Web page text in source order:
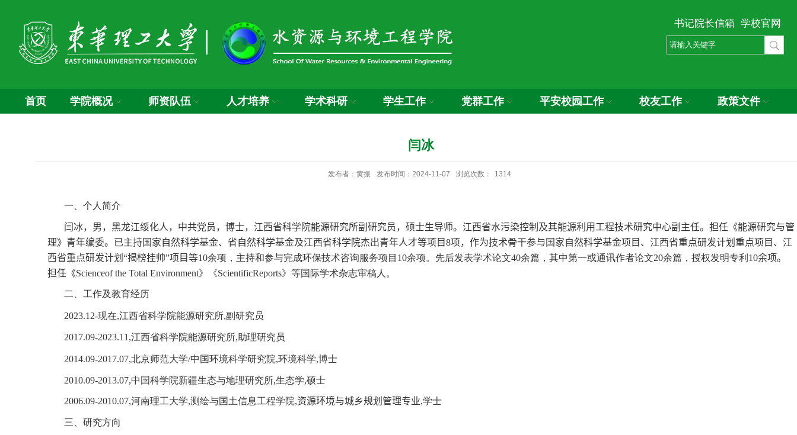
书记院长信箱 学校官网
首页 学院概况 师资队伍 人才培养 学术科研 学生工作 党群工作 平安校园工作 校友工作 政策文件
闫冰
发布者：黄振 发布时间：2024-11-07 浏览次数： 1314
一、个人简介
闫冰，男，黑龙江绥化人，中共党员，博士，江西省科学院能源研究所副研究员，硕士生导师。 江西省水污染控制及其能源利用工程技术研究中心副主任。担任《能源研究与管
理》青年编委。
已主持国家自然科学基金、省自然科学基金及江西省科学院杰出青年人才等项目8项，作为技术骨干参与国家自然科学基金项目、江西省重点研发计划重点项目、江
西省重点研发计划“揭榜挂帅”项目等10余项，主持和参与完成环保技术咨询服务项目 10余项。先后发表学术论文40余篇，其中第一或通讯作者论文20余篇，授权发明专利 10余项。
担任《Scienceof the Total Environment》《ScientificReports》等国际学术杂志审稿人。
二、工作及教育经历
2023.12-现在,江西省科学院能源研究所,副研究员
2017.09-2023.11 ,江西省科学院能源研究所,助理研究员
2014.09-2017.07,北京师范大学/中国环境科学研究院,环境科学,博士
2010.09-2013.07,中国科学院新疆生态与地理研究所,生态学,硕士
2006.09-2010.07,河南理工大学,测绘与国土信息工程学院,资源环境与城乡规划管理专业,学士
三、研究方向